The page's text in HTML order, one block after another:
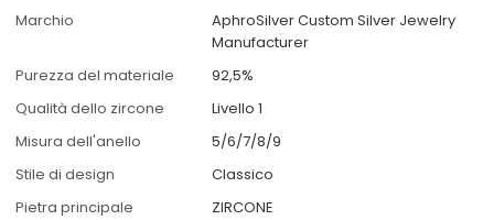
Marchio
AphroSilver Custom Silver Jewelry
Manufacturer
Purezza del materiale
92,5%
Qualità dello zircone
Livello 1
Misura dell'anello
5/6/7/8/9
Stile di design
Classico
Pietra principale
ZIRCONE